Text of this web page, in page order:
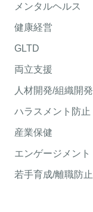
メンタルヘルス
健康経営
GLTD
両立支援
人材開発/組織開発
ハラスメント防止
産業保健
エンゲージメント
若手育成/離職防止